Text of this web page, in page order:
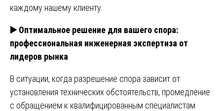
каждому нашему клиенту.
▶️Оптимальное решение для вашего спора:
профессиональная инженерная экспертиза от
лидеров рынка
В ситуации, когда разрешение спора зависит от
установления технических обстоятельств, промедление
с обращением к квалифицированным специалистам